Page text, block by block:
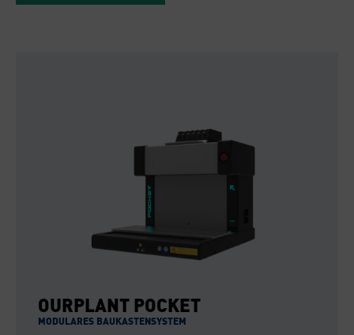
OURPLANT POCKET
MODULARES BAUKASTENSYSTEM